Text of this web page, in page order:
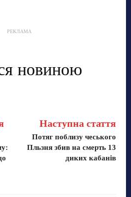
РЕКЛАМА
новиною
Наступна стаття
Потяг поблизу чеського
Пльзня збив на смерть 13
диких кабанів